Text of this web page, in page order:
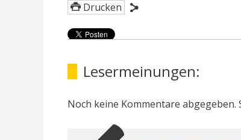
Drucken
Lesermeinungen:
Noch keine Kommentare abgegeben.